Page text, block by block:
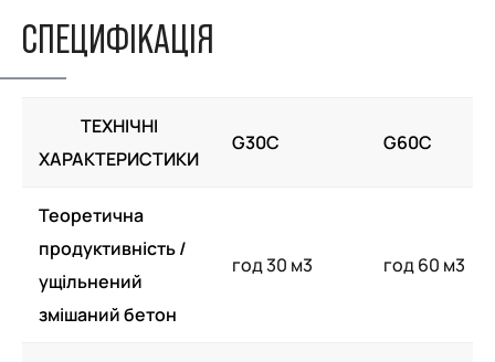
СПЕЦИФІКАЦІЯ
ТЕХНІЧНІ
ХАРАКТЕРИСТИКИ
G30C G60C
Теоретична
продуктивність /
ущільнений
змішаний бетон
год 30 м3 год 60 м3